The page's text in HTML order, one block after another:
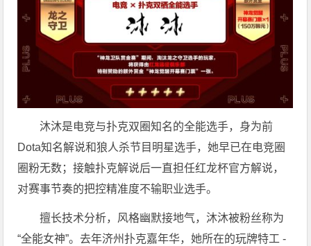
沐沐是电竞与扑克双圈知名的全能选手，身为前
Dota知名解说和狼人杀节目明星选手，她早已在电竞圈
圈粉无数；接触扑克解说后一直担任红龙杯官方解说，
对赛事节奏的把控精准度不输职业选手。
擅长技术分析，风格幽默接地气，沐沐被粉丝称为
“全能女神”。去年济州扑克嘉年华，她所在的玩牌特工 -